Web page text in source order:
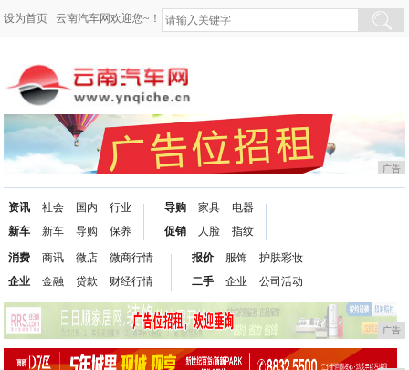
设为首页 云南汽车网欢迎您~！
广告
资讯
新车
社会
新车
国内
导购
行业
保养
导购
促销
家具
人脸
电器
指纹
消费
企业
商讯
金融
微店
贷款
微商行情
财经行情
报价
二手
服饰
企业
护肤彩妆
公司活动
广告